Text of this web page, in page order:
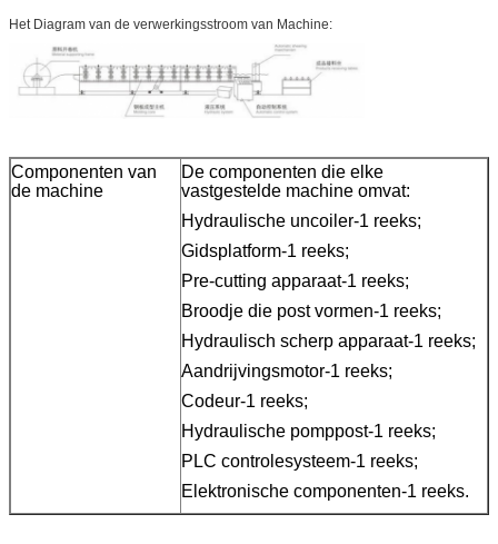
Het Diagram van de verwerkingsstroom van Machine:
Componenten van
de machine
De componenten die elke
vastgestelde machine omvat:
Hydraulische uncoiler-1 reeks;
Gidsplatform-1 reeks;
Pre-cutting apparaat-1 reeks;
Broodje die post vormen-1 reeks;
Hydraulisch scherp apparaat-1 reeks;
Aandrijvingsmotor-1 reeks;
Codeur-1 reeks;
Hydraulische pomppost-1 reeks;
PLC controlesysteem-1 reeks;
Elektronische componenten-1 reeks.